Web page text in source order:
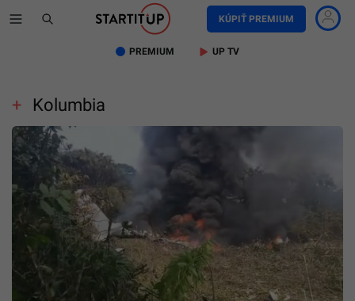
KÚPIŤ PREMIUM
PREMIUM UP TV
Kolumbia